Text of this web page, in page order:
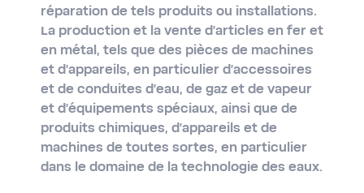
réparation de tels produits ou installations.
La production et la vente d'articles en fer et
en métal, tels que des pièces de machines
et d'appareils, en particulier d'accessoires
et de conduites d'eau, de gaz et de vapeur
et d'équipements spéciaux, ainsi que de
produits chimiques, d'appareils et de
machines de toutes sortes, en particulier
dans le domaine de la technologie des eaux.